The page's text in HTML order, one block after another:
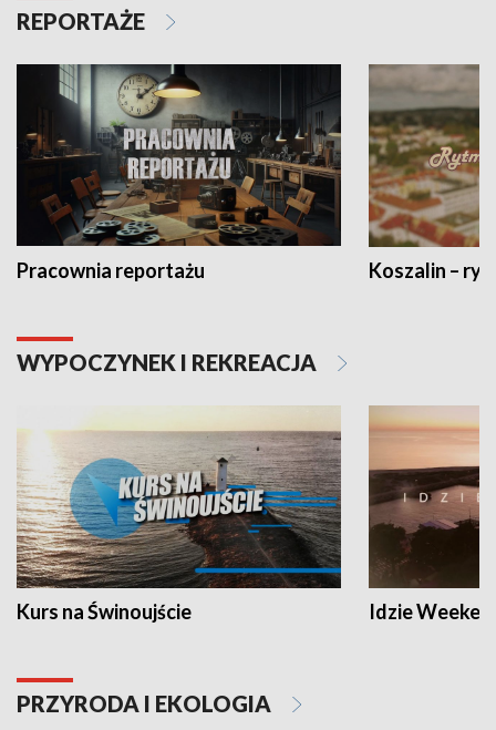
REPORTAŻE
Pracownia reportażu Koszalin –
WYPOCZYNEK I REKREACJA
Kurs na Świnoujście Idzie
PRZYRODA I EKOLOGIA